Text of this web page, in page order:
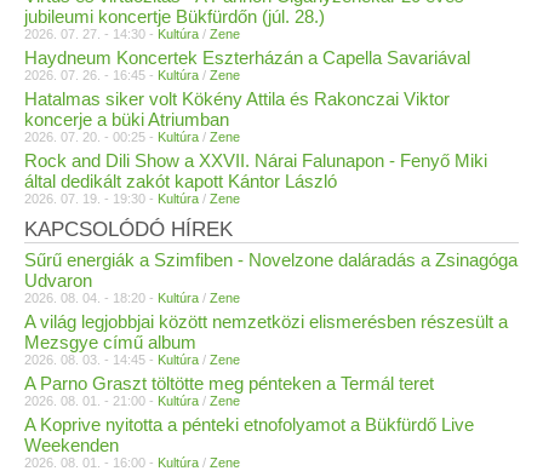
jubileumi koncertje Bükfürdőn (júl. 28.)
2026. 07. 27. - 14:30 - Kultúra / Zene
Haydneum Koncertek Eszterházán a Capella Savariával
2026. 07. 26. - 16:45 - Kultúra / Zene
Hatalmas siker volt Kökény Attila és Rakonczai Viktor
koncerje a büki Atriumban
2026. 07. 20. - 00:25 - Kultúra / Zene
Rock and Dili Show a XXVII. Nárai Falunapon - Fenyő Miki
által dedikált zakót kapott Kántor László
2026. 07. 19. - 19:30 - Kultúra / Zene
KAPCSOLÓDÓ HÍREK
Sűrű energiák a Szimfiben - Novelzone daláradás a Zsinagóga
Udvaron
2026. 08. 04. - 18:20 - Kultúra / Zene
A világ legjobbjai között nemzetközi elismerésben részesült a
Mezsgye című album
2026. 08. 03. - 14:45 - Kultúra / Zene
A Parno Graszt töltötte meg pénteken a Termál teret
2026. 08. 01. - 21:00 - Kultúra / Zene
A Koprive nyitotta a pénteki etnofolyamot a Bükfürdő Live
Weekenden
2026. 08. 01. - 16:00 - Kultúra / Zene